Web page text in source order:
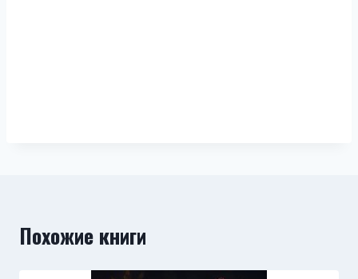
Похожие книги